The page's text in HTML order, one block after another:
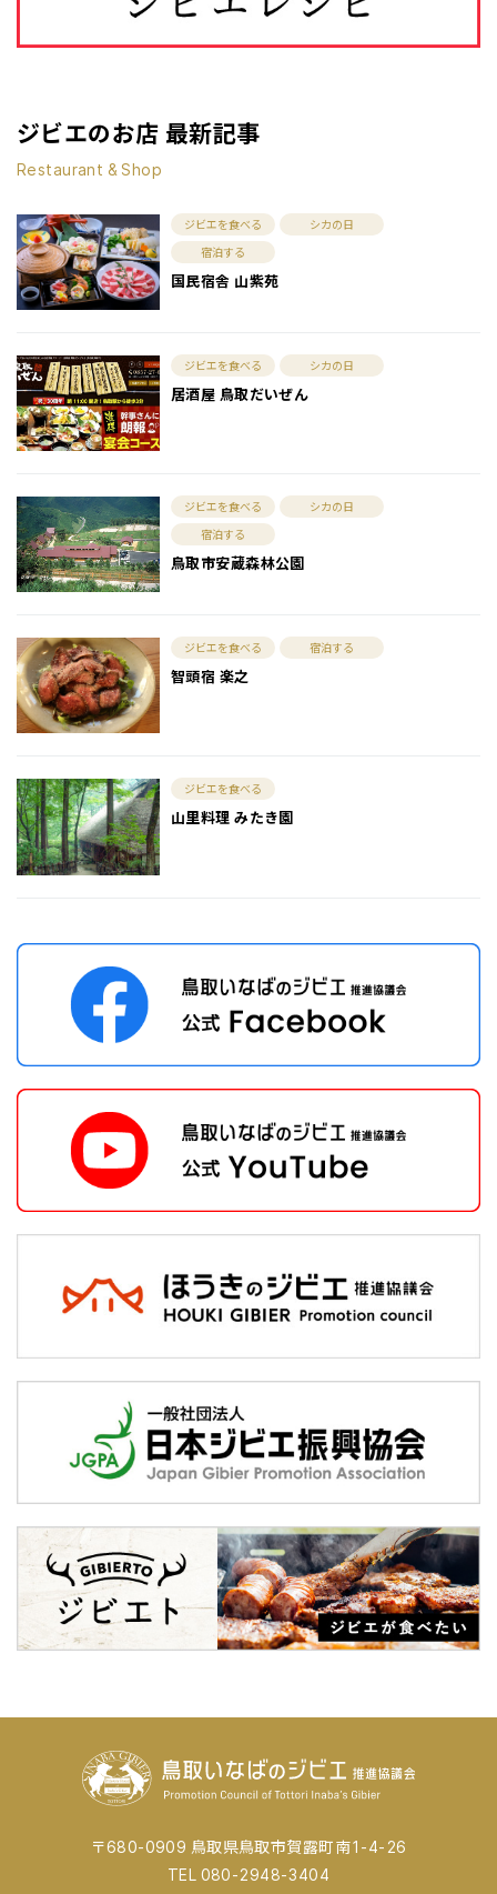
ジビエのお店 最新記事
Restaurant & Shop
ジビエを食べる
シカの日
宿泊する
国民宿舎 山紫苑
ジビエを食べる シカの日
居酒屋 鳥取だいぜん
ジビエを食べる
シカの日
宿泊する
鳥取市安蔵森林公園
ジビエを食べる 宿泊する
智頭宿 楽之
ジビエを食べる
山里料理 みたき園
〒680-0909 鳥取県鳥取市賀露町南1-4-26
TEL 080-2948-3404